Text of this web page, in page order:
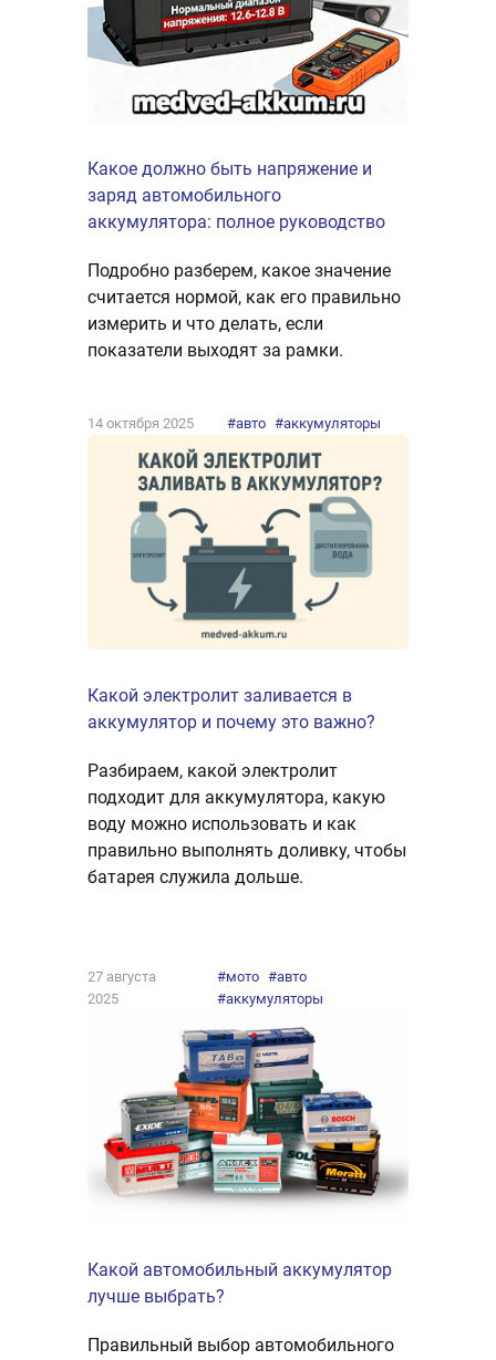
Какое должно быть напряжение и
заряд автомобильного
аккумулятора: полное руководство
Подробно разберем, какое значение
считается нормой, как его правильно
измерить и что делать, если
показатели выходят за рамки.
14 октября 2025 #авто #аккумуляторы
Какой электролит заливается в
аккумулятор и почему это важно?
Разбираем, какой электролит
подходит для аккумулятора, какую
воду можно использовать и как
правильно выполнять доливку, чтобы
батарея служила дольше.
27 августа
2025
#мото #авто
#аккумуляторы
Какой автомобильный аккумулятор
лучше выбрать?
Правильный выбор автомобильного